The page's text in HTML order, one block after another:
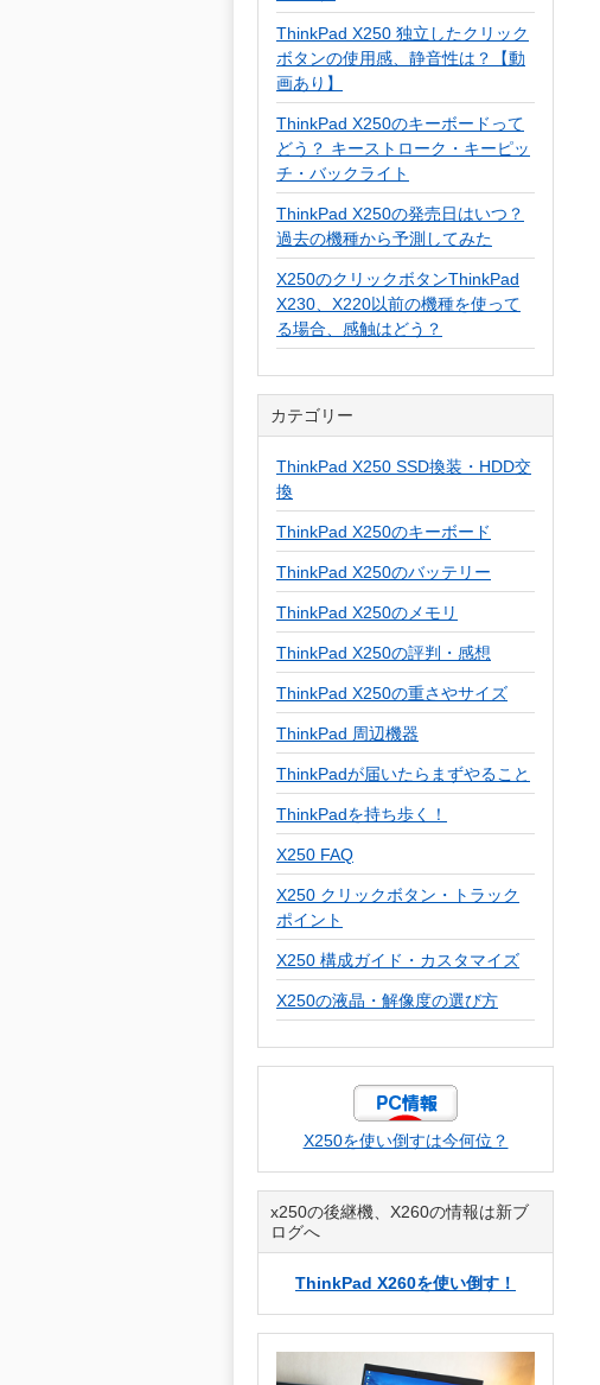
ThinkPad X250 独立したクリック
ボタンの使用感、静音性は？【動
画あり】
ThinkPad X250のキーボードって
どう？ キーストローク・キーピッ
チ・バックライト
ThinkPad X250の発売日はいつ？
過去の機種から予測してみた
X250のクリックボタンThinkPad
X230、X220以前の機種を使って
る場合、感触はどう？
カテゴリー
ThinkPad X250 SSD換装・HDD交
換
ThinkPad X250のキーボード
ThinkPad X250のバッテリー
ThinkPad X250のメモリ
ThinkPad X250の評判・感想
ThinkPad X250の重さやサイズ
ThinkPad 周辺機器
ThinkPadが届いたらまずやること
ThinkPadを持ち歩く！
X250 FAQ
X250 クリックボタン・トラック
ポイント
X250 構成ガイド・カスタマイズ
X250の液晶・解像度の選び方
X250を使い倒すは今何位？
x250の後継機、X260の情報は新ブ
ログへ
ThinkPad X260を使い倒す！